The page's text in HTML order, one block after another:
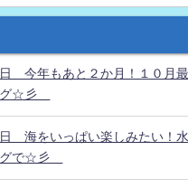
日 今年もあと２か月！１０月
グ☆彡
日 海をいっぱい楽しみたい！
グで☆彡